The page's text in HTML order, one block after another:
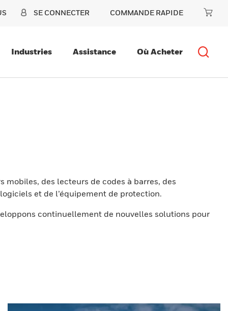
SE CONNECTER COMMANDE RAPIDE
Industries Assistance Où Acheter
des lecteurs de codes à barres, des
et de l’équipement de protection.
continuellement de nouvelles solutions pour